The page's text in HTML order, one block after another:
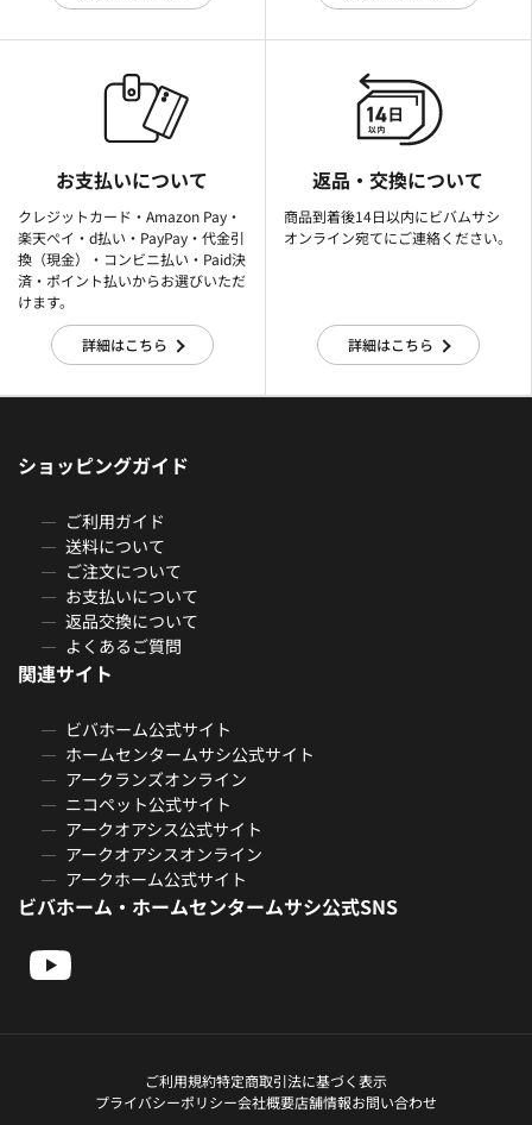
お支払いについて
クレジットカード・Amazon Pay・
楽天ぺイ・d払い・PayPay・代金引
換（現金）・コンビニ払い・Paid決
済・ポイント払いからお選びいただ
けます。
詳細はこちら
返品・交換について
商品到着後14日以内にビバムサシ
オンライン宛てにご連絡ください。
詳細はこちら
ショッピングガイド
ご利用ガイド
送料について
ご注文について
お支払いについて
返品交換について
よくあるご質問
関連サイト
ビバホーム公式サイト
ホームセンタームサシ公式サイト
アークランズオンライン
ニコペット公式サイト
アークオアシス公式サイト
アークオアシスオンライン
アークホーム公式サイト
ビバホーム・ホームセンタームサシ公式SNS
ご利用規約特定商取引法に基づく表示
プライバシーポリシー会社概要店舗情報お問い合わせ